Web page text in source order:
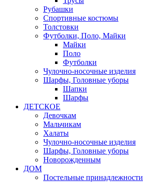
Рубашки
Спортивные костюмы
Толстовки
Футболки, Поло, Майки
Майки
Поло
Футболки
Чулочно-носочные изделия
Шарфы, Головные уборы
Шапки
Шарфы
ДЕТСКОЕ
Девочкам
Мальчикам
Халаты
Чулочно-носочные изделия
Шарфы, Головные уборы
Новорожденным
ДОМ
Постельные принадлежности